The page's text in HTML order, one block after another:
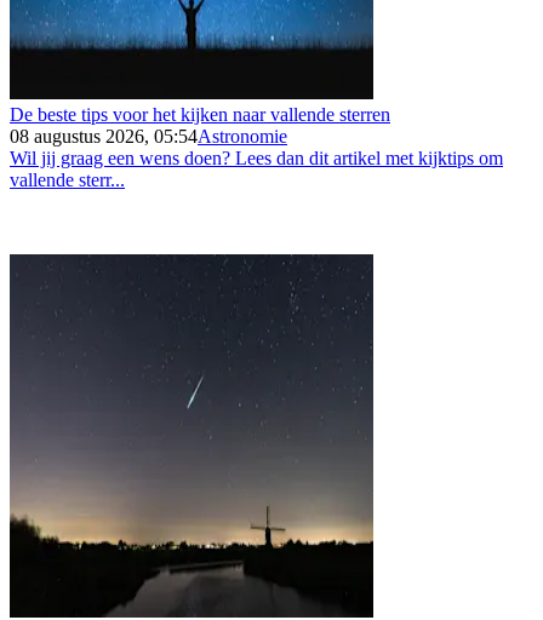
De beste tips voor het kijken naar vallende sterren
08 augustus 2026, 05:54Astronomie
Wil jij graag een wens doen? Lees dan dit artikel met kijktips om
vallende sterr...